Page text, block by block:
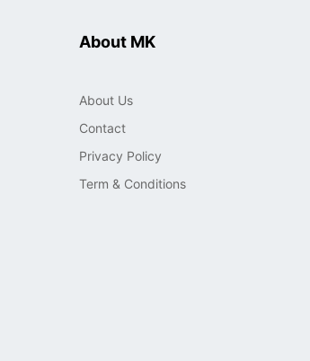
About MK
About Us
Contact
Privacy Policy
Term & Conditions